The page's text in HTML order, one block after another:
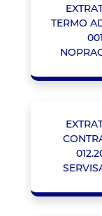
TERMO